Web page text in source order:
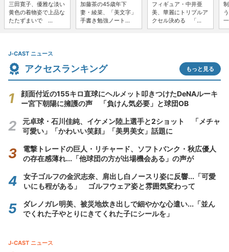
三田寛子、優雅な淡い
黄色の着物姿で上品な
たたずまいで ...
加藤茶の45歳年下
妻・綾菜、「美文字」
手書き勉強ノート...
フィギュア・中井亜
美、華麗にトリプルア
クセル決める 「...
J-CAST ニュース
アクセスランキング もっと見る
顔面付近の155キロ直球にヘルメット叩きつけたDeNAルーキ
ー宮下朝陽に擁護の声 「負けん気必要」と球団OB
元卓球・石川佳純、イケメン陸上選手と2ショット 「メチャ
可愛い」「かわいい笑顔」「美男美女」話題に
電撃トレードの巨人・リチャード、ソフトバンク・秋広優人
の存在感薄れ...「他球団の方が出場機会ある」の声が
女子ゴルフの金沢志奈、肩出し白ノースリ姿に反響...「可愛
いにも程がある」 ゴルフウェア姿と雰囲気変わって
ダレノガレ明美、被災地炊き出しで細やかな心遣い...「並ん
でくれた子やとりにきてくれた子にシールを」
J-CAST ニュース